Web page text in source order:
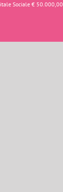
Sociale € 50.000,00